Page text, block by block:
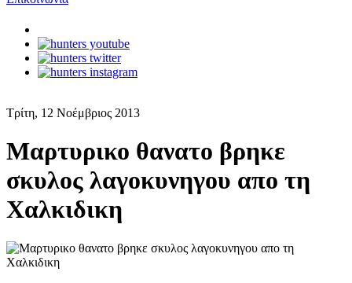
Τρίτη, 12 Νοέμβριος 2013
Μαρτυρικο θανατο βρηκε
σκυλος λαγοκυνηγου απο τη
Χαλκιδικη